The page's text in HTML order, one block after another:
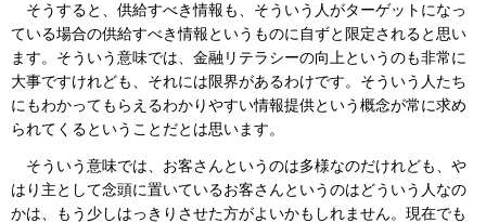
そうすると、供給すべき情報も、そういう人がターゲットになっ
ている場合の供給すべき情報というものに自ずと限定されると思い
ます。そういう意味では、金融リテラシーの向上というのも非常に
大事ですけれども、それには限界があるわけです。そういう人たち
にもわかってもらえるわかりやすい情報提供という概念が常に求め
られてくるということだとは思います。
そういう意味では、お客さんというのは多様なのだけれども、や
はり主として念頭に置いているお客さんというのはどういう人なの
かは、もう少しはっきりさせた方がよいかもしれません。現在でも